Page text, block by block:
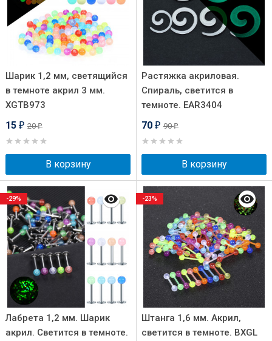
Шарик 1,2 мм, светящийся
в темноте акрил 3 мм.
XGTB973
15 ₽ 20₽
В корзину
Растяжка акриловая.
Спираль, светится в
темноте. EAR3404
70 ₽ 90₽
В корзину
Лабрета 1,2 мм. Шарик
акрил. Светится в темноте.
-29%
Штанга 1,6 мм. Акрил,
светится в темноте. BXGL
-23%